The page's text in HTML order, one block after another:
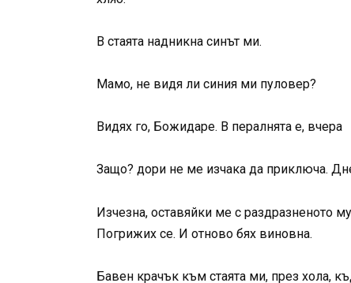
В стаята надникна синът ми.
Мамо, не видя ли синия ми пуловер?
Видях го, Божидаре. В пералнята е, вчера
Защо? дори не ме изчака да приключа.
Изчезна, оставяйки ме с раздразненото
Погрижих се. И отново бях виновна.
Бавен крачък към стаята ми, през хола,